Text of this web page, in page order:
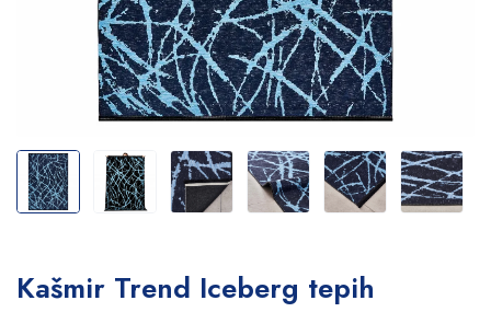
Kašmir Trend Iceberg tepih